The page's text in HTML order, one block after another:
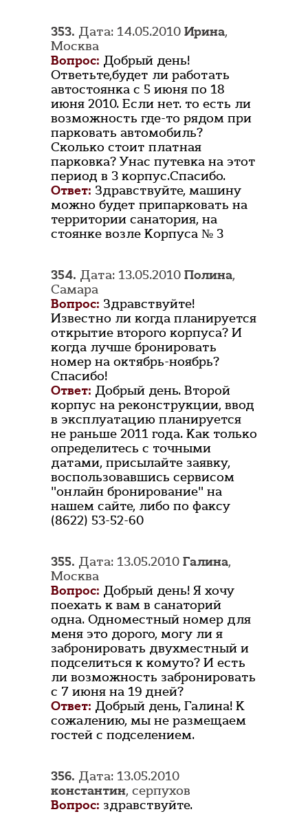
353. Дата: 14.05.2010 Ирина,
Москва
Вопрос: Добрый день!
Ответьте,будет ли работать
автостоянка с 5 июня по 18
июня 2010. Если нет. то есть ли
возможность где-то рядом при
парковать автомобиль?
Сколько стоит платная
парковка? Унас путевка на этот
период в 3 корпус.Спасибо.
Ответ: Здравствуйте, машину
можно будет припарковать на
территории санатория, на
стоянке возле Корпуса № 3
354. Дата: 13.05.2010 Полина,
Самара
Вопрос: Здравствуйте!
Известно ли когда планируется
открытие второго корпуса? И
когда лучше бронировать
номер на октябрь-ноябрь?
Спасибо!
Ответ: Добрый день. Второй
корпус на реконструкции, ввод
в эксплуатацию планируется
не раньше 2011 года. Как только
определитесь с точными
датами, присылайте заявку,
воспользовавшись сервисом
"онлайн бронирование" на
нашем сайте, либо по факсу
(8622) 53-52-60
355. Дата: 13.05.2010 Галина,
Москва
Вопрос: Добрый день! Я хочу
поехать к вам в санаторий
одна. Одноместный номер для
меня это дорого, могу ли я
забронировать двухместный и
подселиться к комуто? И есть
ли возможность забронировать
с 7 июня на 19 дней?
Ответ: Добрый день, Галина! К
сожалению, мы не размещаем
гостей с подселением.
356. Дата: 13.05.2010
константин, серпухов
Вопрос: здравствуйте.